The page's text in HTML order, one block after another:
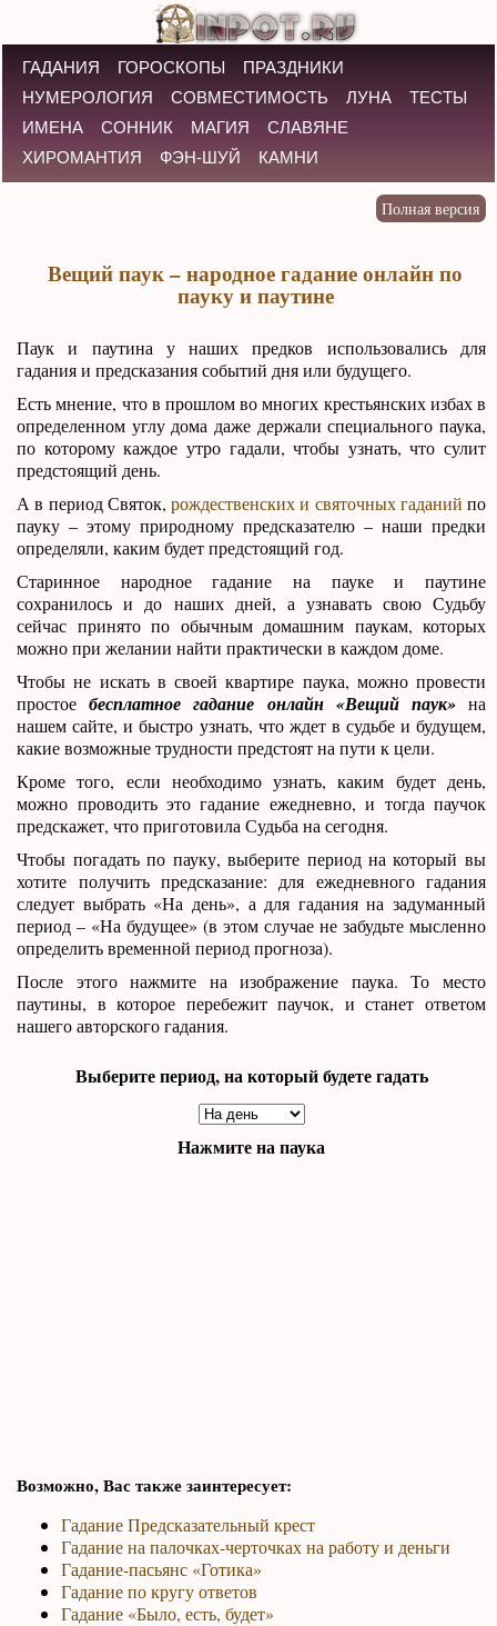
ГАДАНИЯ ГОРОСКОПЫ
ПРАЗДНИКИ
НУМЕРОЛОГИЯ
СОВМЕСТИМОСТЬ ЛУНА
ТЕСТЫ
ИМЕНА
СОННИК МАГИЯ
СЛАВЯНЕ
ХИРОМАНТИЯ
ФЭН-ШУЙ КАМНИ
Вещий паук – народное гадание онлайн по
пауку и паутине
Паук и паутина у наших предков использовались для
гадания и предсказания событий дня или будущего.
Есть мнение, что в прошлом во многих крестьянских избах в
определенном углу дома даже держали специального паука,
по которому каждое утро гадали, чтобы узнать, что сулит
предстоящий день.
А в период Святок,рождественских и святочных гаданий по
пауку – этому природному предсказателю – наши предки
определяли, каким будет предстоящий год.
Старинное народное гадание на пауке и паутине
сохранилось и до наших дней, а узнавать свою Судьбу
сейчас принято по обычным домашним паукам, которых
можно при желании найти практически в каждом доме.
Чтобы не искать в своей квартире паука, можно провести
простоебесплатное гадание онлайн «Вещий паук»на
нашем сайте, и быстро узнать, что ждет в судьбе и будущем,
какие возможные трудности предстоят на пути к цели.
Кроме того, если необходимо узнать, каким будет день,
можно проводить это гадание ежедневно, и тогда паучок
предскажет, что приготовила Судьба на сегодня.
Чтобы погадать по пауку, выберите период на который вы
хотите получить предсказание: для ежедневного гадания
следует выбрать «На день», а для гадания на задуманный
период – «На будущее» (в этом случае не забудьте мысленно
определить временной период прогноза).
После этого нажмите на изображение паука. То место
паутины, в которое перебежит паучок, и станет ответом
нашего авторского гадания.
Выберите период, на который будете гадать
Нажмите на паука
Возможно, Вас также заинтересует:
Гадание Предсказательный крест
Гадание на палочках-черточках на работу и деньги
Гадание-пасьянс «Готика»
Гадание по кругу ответов
Гадание «Было, есть, будет»